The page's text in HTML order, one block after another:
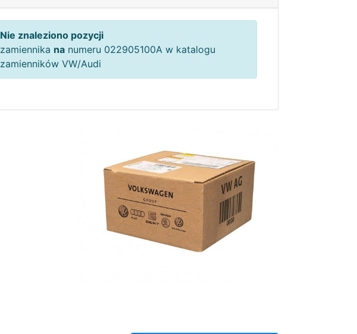
Nie znaleziono pozycji
zamiennika na numeru 022905100A w katalogu
zamienników VW/Audi